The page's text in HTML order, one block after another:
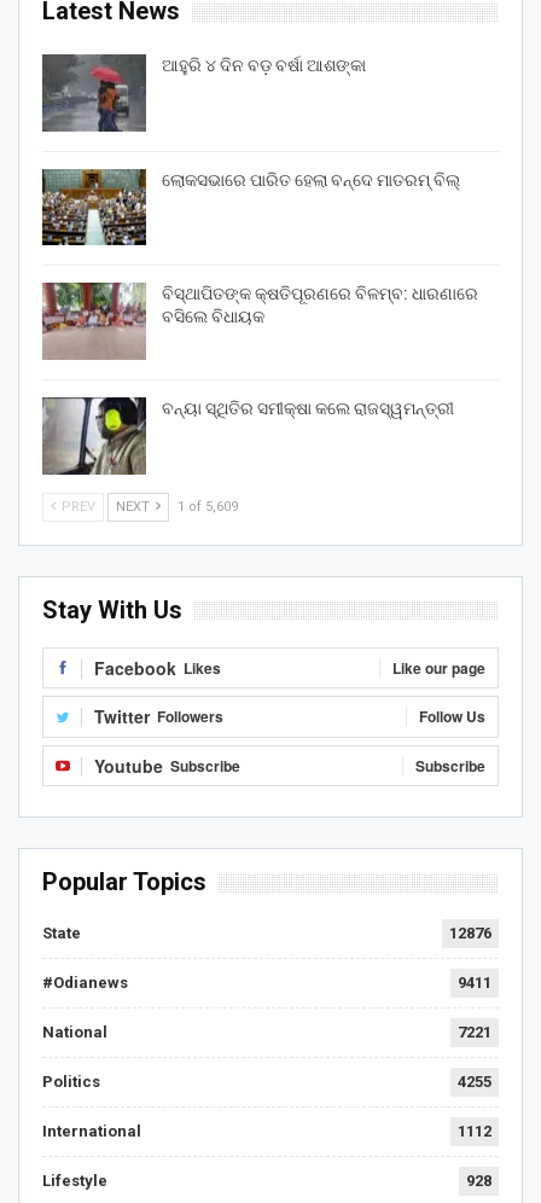
Latest News
ଆହୁରି ୪ ଦିନ ବଡ଼ ବର୍ଷା ଆଶଙ୍କା
ଲୋକସଭାରେ ପାରିତ ହେଲା ବନ୍ଦେ ମାତରମ୍‌ ବିଲ୍‌
ବିସ୍ଥାପିତଙ୍କ କ୍ଷତିପୂରଣରେ ବିଳମ୍ବ: ଧାରଣାରେ
ବସିଲେ ବିଧାୟକ
ବନ୍ୟା ସ୍ଥିତିର ସମୀକ୍ଷା କଲେ ରାଜସ୍ୱମନ୍ତ୍ରୀ
PREV NEXT 1 of 5,609
Stay With Us
Facebook Likes Like our page
Twitter Followers Follow Us
Youtube Subscribe Subscribe
Popular Topics
State 12876
#Odianews 9411
National 7221
Politics 4255
International 1112
Lifestyle 928